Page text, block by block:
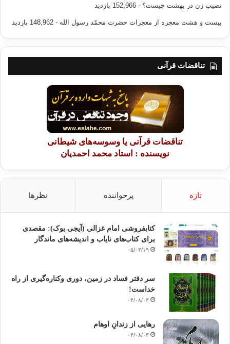
نصیب زن در بهشت چیست؟ - 152,966 بازدید
بیست و هشت معجزه از معجزات حضرت محمّد رسول الله - 148,962 بازدید
تناقضات قرآنی
تناقضات قرآنی یا وسوسه‌های شیطانی
نویسنده : استاد محمد احمدیان
تازه پرخواننده نظرها
کتابفروشی امام غزالی (آیجی بوک): مقصدی
برای کتاب‌های نایاب و اندیشه‌های ماندگار
۰۵/۰۳/۱۹
سر دفتر فساد در زمین‌، دوری وکناره‌گیری از راه
خداست‌!
۰۴/۰۸/۰۳
رهایی از زندانِ اوهام
۰۴/۰۸/۰۳